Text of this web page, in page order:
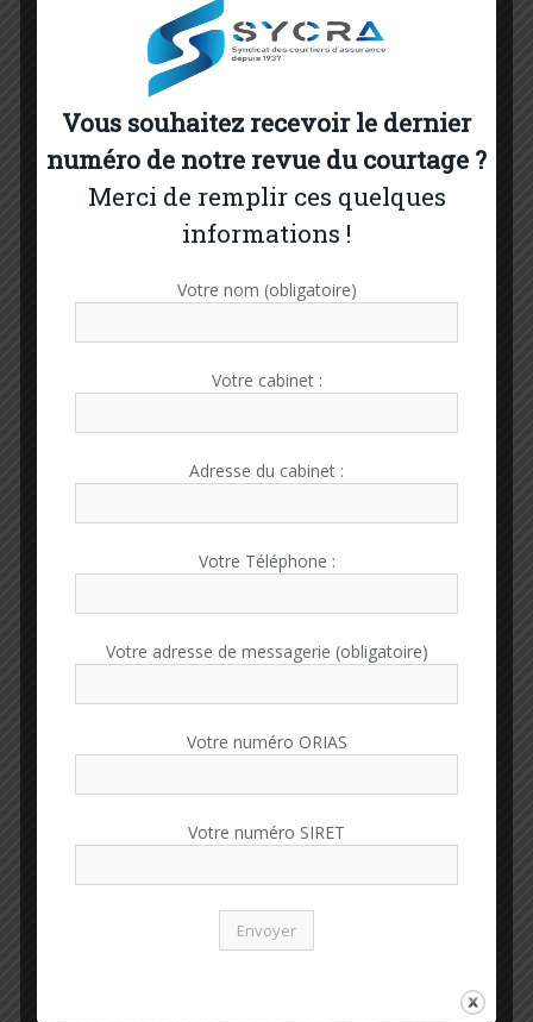
dans ce contexte en perpétuel mouvement !
En souhaitant très vivement vous retrouver TOUS, à l’idéal,
physiquement ou le cas échéant (seulement si vous ne
pouvez vraiment pas faire autrement) représentés par le
pouvoir que vous donnerez à l’adhérent de votre choix, les
pour cette matinée, ce n’est qu’une fois dans l’année, nous
sachons ménager le suspense pour vous maintenir
depuis quelques semaines le milieu de l’assurance, et qui
d’entre nous au moment où nous sommes dans la dernière
ligne droite pour la DDA : je veux évidemment parler des
libre prestation de service (LPS), qui traversent une période
de grosses difficultés voire se retrouvent en faillite, citons
sans les stigmatiser, des sociétés comme Elite, Alpha, SFS,
Vous souhaitez recevoir le dernier
numéro de notre revue du courtage ?
Merci de remplir ces quelques
informations !
Votre nom (obligatoire)
Votre cabinet :
Adresse du cabinet :
Votre Téléphone :
Votre adresse de messagerie (obligatoire)
Votre numéro ORIAS
Votre numéro SIRET